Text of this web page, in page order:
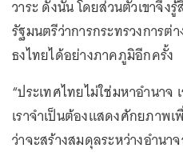
วาระ ดังนั้น โดยส่วนตัวเขาจึ
รัฐมนตรีว่าการกระทรวงการต่
ธงไทยได้อย่างภาคภูมิอีกครั้ง
“ประเทศไทยไม่ใช่มหาอำนาจ
เราจำเป็นต้องแสดงศักยภาพ
ว่าจะสร้างสมดุลระหว่างอำนา